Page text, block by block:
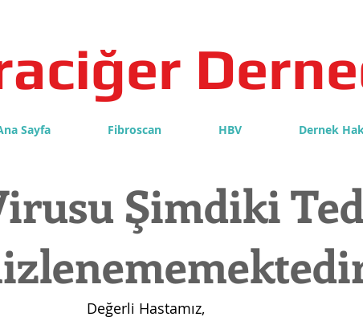
Sayfa Fibroscan HBV Dernek
Şimdiki
Değerli Hastamız,